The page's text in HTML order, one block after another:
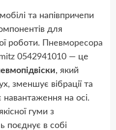
та напівпричепи
для
роботи. Пневморесора
0542941010— це
, який
зменшує вібрації та
навантаження на осі.
гуми з
поєднує в собі